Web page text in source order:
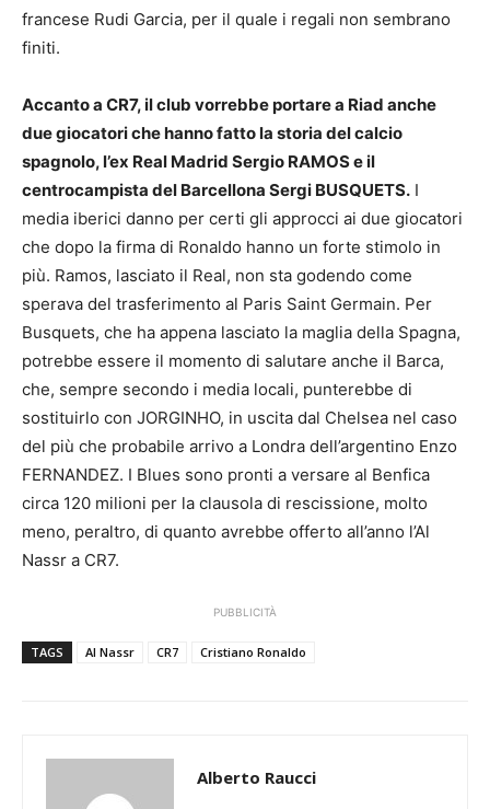
francese Rudi Garcia, per il quale i regali non sembrano
finiti.
Accanto a CR7, il club vorrebbe portare a Riad anche
due giocatori che hanno fatto la storia del calcio
spagnolo, l’ex Real Madrid Sergio RAMOS e il
centrocampista del Barcellona Sergi BUSQUETS. I
media iberici danno per certi gli approcci ai due giocatori
che dopo la firma di Ronaldo hanno un forte stimolo in
più. Ramos, lasciato il Real, non sta godendo come
sperava del trasferimento al Paris Saint Germain. Per
Busquets, che ha appena lasciato la maglia della Spagna,
potrebbe essere il momento di salutare anche il Barca,
che, sempre secondo i media locali, punterebbe di
sostituirlo con JORGINHO, in uscita dal Chelsea nel caso
del più che probabile arrivo a Londra dell’argentino Enzo
FERNANDEZ. I Blues sono pronti a versare al Benfica
circa 120 milioni per la clausola di rescissione, molto
meno, peraltro, di quanto avrebbe offerto all’anno l’Al
Nassr a CR7.
PUBBLICITÀ
TAGS Al Nassr CR7 Cristiano Ronaldo
Alberto Raucci